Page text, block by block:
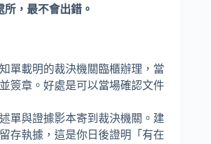
所，最不會出錯。
知單載明的裁決機關臨櫃辦理，當
簽章。好處是可以當場確認文件
述單與證據影本寄到裁決機關。建
存執據，這是你日後證明「有在